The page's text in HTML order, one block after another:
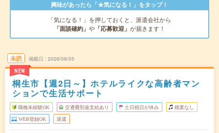
興味があったら「★気になる！」をタップ！
「気になる！」を押しておくと、派遣会社から
「面談確約」 や 「応募歓迎」 が届きます！
未読
NEW
掲載日 2026/08/05
桐生市【週2日～】ホテルライクな高齢者マン
ションで生活サポート
職種未経験OK 交通費別途支給あり 土日祝日が休み 残業なし
WEB登録OK 派遣